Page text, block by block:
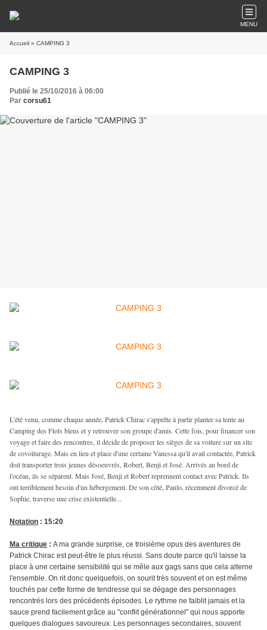
MENU
Accueil » CAMPING 3
CAMPING 3
Publié le 25/10/2016 à 06:00
Par corsu61
L'été venu, comme chaque année, Patrick Chirac s'apprête à partir planter sa tente au
Camping des Flots bleus et y retrouver son groupe d'amis. Cette fois, pour financer son
voyage et faire des rencontres, il décide de proposer les sièges de sa voiture sur un site
de covoiturage. Mais en lieu et place d'une certaine Vanessa qu'il avait contactée, Patrick
doit transporter trois jeunes désoeuvrés, Robert, Benji et José. Arrivés au bord de
l'océan, ils se séparent. Mais José, Benji et Robert reprennent contact avec Patrick. Ils
ont terriblement besoin d'un hébergement. De son côté, Paulo, récemment divorcé de
Sophie, traverse une crise existentielle...
Notation : 15:20
Ma critique : A ma grande surprise, ce troisième opus des aventures de
Patrick Chirac est peut-être le plus réussi. Sans doute parce qu'il laisse la
place à une certaine sensibilité qui se mêle aux gags sans que cela alterne
l'ensemble. On rit donc quelquefois, on sourit très souvent et on est même
touchés par cette forme de tendresse qui se dégage des personnages
rencontrés lors des précédents épisodes. Le rythme ne faiblit jamais et la
sauce prend facilement grâce au "conflit générationnel" qui nous apporte
quelques dialogues savoureux. Les personnages secondaires, souvent